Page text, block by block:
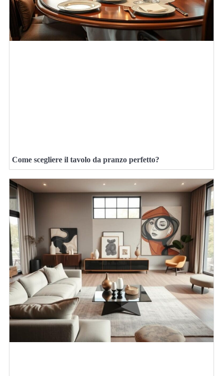
Come scegliere il tavolo da pranzo perfetto?